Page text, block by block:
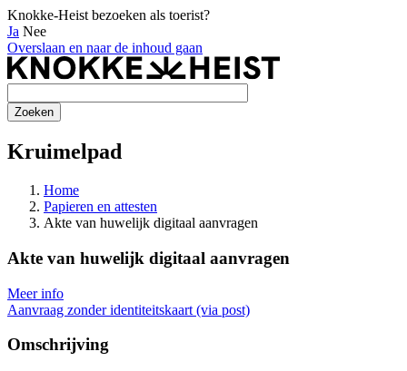
Knokke-Heist bezoeken als toerist?
Ja Nee
Overslaan en naar de inhoud gaan
Kruimelpad
Home
Papieren en attesten
Akte van huwelijk digitaal aanvragen
Akte van huwelijk digitaal aanvragen
Meer info
Aanvraag zonder identiteitskaart (via post)
Omschrijving